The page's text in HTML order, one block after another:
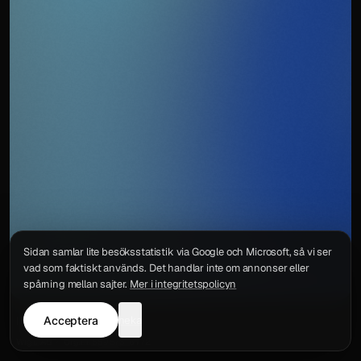
IntegritetspolicyKontakt
Sidan samlar lite besöksstatistik via Google och Microsoft, så vi ser
vad som faktiskt används. Det handlar inte om annonser eller
spårning mellan sajter. Mer i integritetspolicyn
Acceptera neka